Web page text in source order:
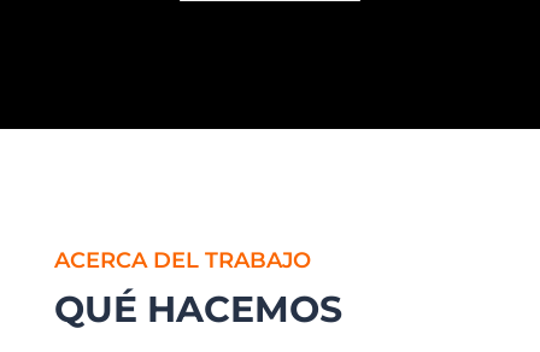
ACERCA DEL TRABAJO
QUÉ HACEMOS